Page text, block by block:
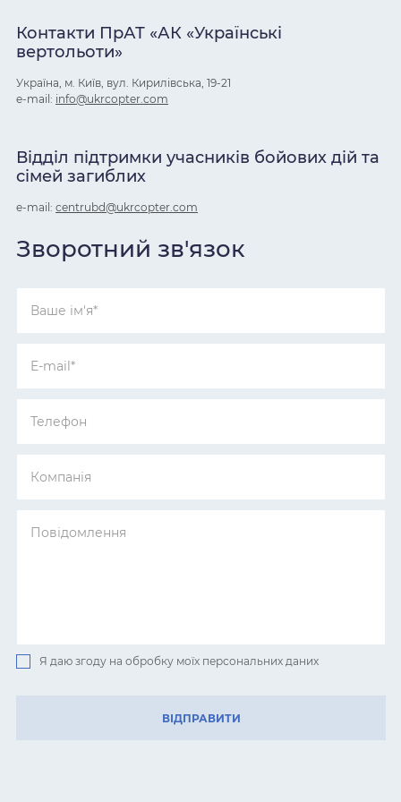
Контакти ПрАТ «АК «Українські
вертольоти»
Україна, м. Київ, вул. Кирилівська, 19-21
e-mail: info@ukrcopter.com
Відділ підтримки учасників бойових дій та
сімей загиблих
e-mail: centrubd@ukrcopter.com
Зворотний зв'язок
Я даю згоду на обробку моїх персональних даних
ВІДПРАВИТИ